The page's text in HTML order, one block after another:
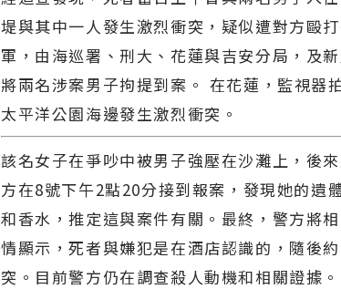
堤與其中一人發生激烈衝突，疑似遭對方毆
軍，由海巡署、刑大、花蓮與吉安分局，及
將兩名涉案男子拘提到案。 在花蓮，監視器
太平洋公園海邊發生激烈衝突。
該名女子在爭吵中被男子強壓在沙灘上，後
方在8號下午2點20分接到報案，發現她的遺
和香水，推定這與案件有關。最終，警方將
情顯示，死者與嫌犯是在酒店認識的，隨後
突。目前警方仍在調查殺人動機和相關證據。